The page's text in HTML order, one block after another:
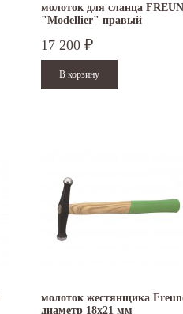
молоток для сланца
"Modellier" правый
17 200 ₽
молоток жестянщика
диаметр 18х21 мм